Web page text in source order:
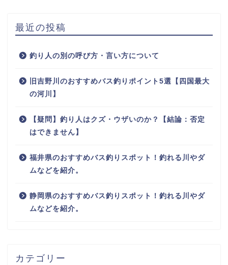
最近の投稿
釣り人の別の呼び方・言い方について
旧吉野川のおすすめバス釣りポイント5選【四国最大
の河川】
【疑問】釣り人はクズ・ウザいのか？【結論：否定
はできません】
福井県のおすすめバス釣りスポット！釣れる川やダ
ムなどを紹介。
静岡県のおすすめバス釣りスポット！釣れる川やダ
ムなどを紹介。
カテゴリー